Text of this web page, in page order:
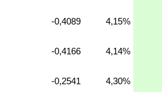
-0,4089 4,15%
-0,4166 4,14%
-0,2541 4,30%